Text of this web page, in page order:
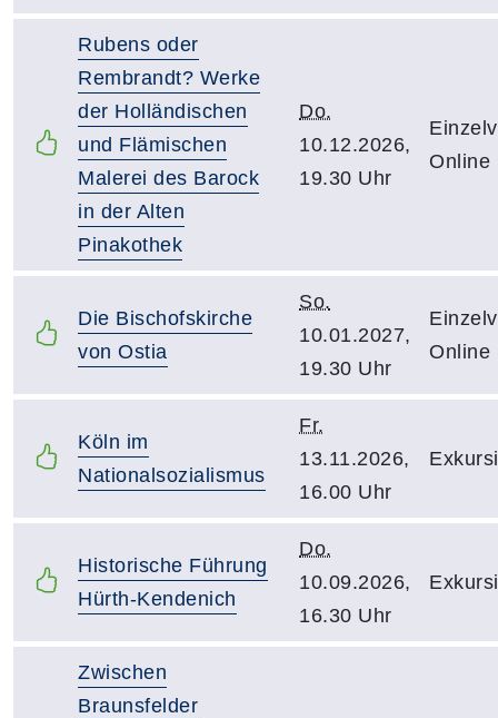
Rubens oder
Rembrandt? Werke
der Holländischen
und Flämischen
Malerei des Barock
in der Alten
Pinakothek
Do.
10.12.2026,
19.30 Uhr
Online
Die Bischofskirche
von Ostia
So.
10.01.2027,
19.30 Uhr
Online
Köln im
Nationalsozialismus
Fr.
13.11.2026,
16.00 Uhr
Historische Führung
Hürth-Kendenich
Do.
10.09.2026,
16.30 Uhr
Zwischen
Braunsfelder